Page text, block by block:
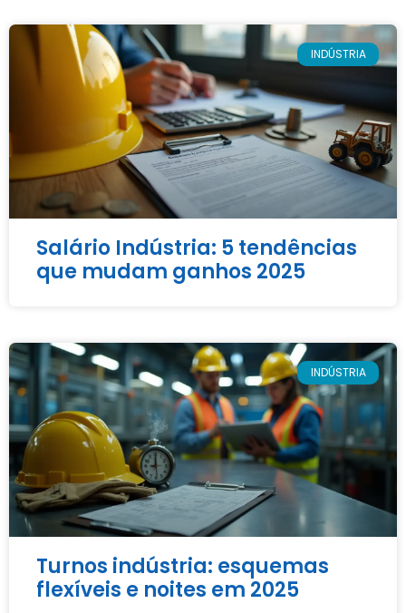
INDÚSTRIA
Salário Indústria: 5 tendências
que mudam ganhos 2025
INDÚSTRIA
Turnos indústria: esquemas
flexíveis e noites em 2025